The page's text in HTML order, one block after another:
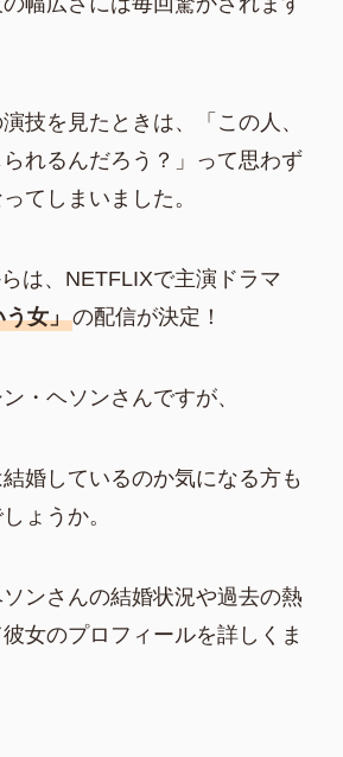
技を見たときは、「この人、
れるんだろう？」って思わず
てしまいました。
は、NETFLIXで主演ドラマ
う女」の配信が決定！
・ヘソンさんですが、
婚しているのか気になる方も
ょうか。
ンさんの結婚状況や過去の熱
女のプロフィールを詳しくま